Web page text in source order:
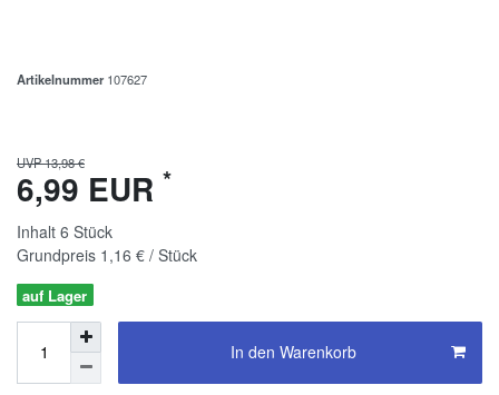
Artikelnummer 107627
UVP 13,98 €
6,99 EUR *
Inhalt 6 Stück
Grundpreis 1,16 € / Stück
auf Lager
In den Warenkorb